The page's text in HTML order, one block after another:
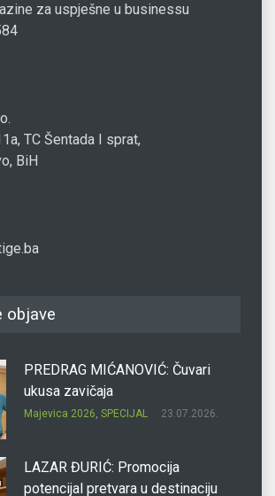
za uspješne u businessu
TC Šentada I sprat,
BiH
objave
PREDRAG MIĆANOVIĆ: Čuvari
ukusa zavičaja
Majevica 2026, SPECIJAL 23.07.2026.
LAZAR ĐURIĆ: Promocija
potencijal pretvara u destinaciju